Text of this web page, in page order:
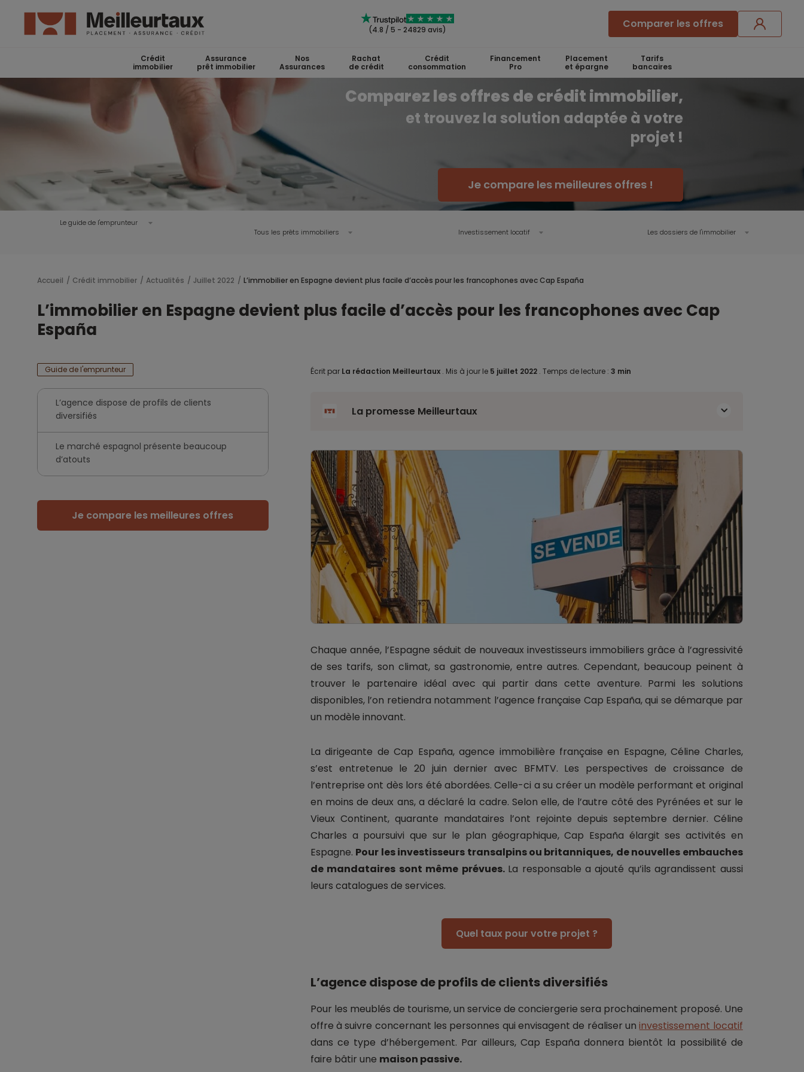
(4.8 / 5 - 24829 avis) Comparer les offres
Crédit
immobilier
Assurance
prêt immobilier
Nos
Assurances
Rachat
de crédit
Crédit
consommation
Financement
Pro
Placement
et épargne
Tarifs
bancaires
Comparez les offres de crédit immobilier,
et trouvez la solution adaptée à votre
projet !
Je compare les meilleures offres !
Le guide de l'emprunteur
Tous les prêts immobiliers
Investissement locatif Les dossiers de l'immobilier
Accueil Crédit immobilier Actualités Juillet 2022 L’immobilier en Espagne devient plus facile d’accès pour les francophones avec Cap España
L’immobilier en Espagne devient plus facile d’accès pour les francophones avec Cap
España
Guide de l'emprunteur
L’agence dispose de profils de clients
diversifiés
Le marché espagnol présente beaucoup
d’atouts
Je compare les meilleures offres
Écrit par La rédaction Meilleurtaux . Mis à jour le 5 juillet 2022 . Temps de lecture : 3 min
La promesse Meilleurtaux
Chaque année, l’Espagne séduit de nouveaux investisseurs immobiliers grâce à l’agressivité
de ses tarifs, son climat, sa gastronomie, entre autres. Cependant, beaucoup peinent à
trouver le partenaire idéal avec qui partir dans cette aventure. Parmi les solutions
disponibles, l’on retiendra notamment l’agence française Cap España, qui se démarque par
un modèle innovant.
La dirigeante de Cap España, agence immobilière française en Espagne, Céline Charles,
s’est entretenue le 20 juin dernier avec BFMTV. Les perspectives de croissance de
l’entreprise ont dès lors été abordées. Celle-ci a su créer un modèle performant et original
en moins de deux ans, a déclaré la cadre. Selon elle, de l’autre côté des Pyrénées et sur le
Vieux Continent, quarante mandataires l’ont rejointe depuis septembre dernier. Céline
Charles a poursuivi que sur le plan géographique, Cap España élargit ses activités en
Espagne. Pour les investisseurs transalpins ou britanniques, de nouvelles embauches
de mandataires sont même prévues. La responsable a ajouté qu’ils agrandissent aussi
leurs catalogues de services.
Quel taux pour votre projet ?
L’agence dispose de profils de clients diversifiés
Pour les meublés de tourisme, un service de conciergerie sera prochainement proposé. Une
offre à suivre concernant les personnes qui envisagent de réaliser uninvestissement locatif
dans ce type d’hébergement. Par ailleurs, Cap España donnera bientôt la possibilité de
faire bâtir une maison passive.